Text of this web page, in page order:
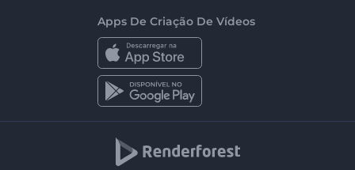
Apps De Criação De Vídeos